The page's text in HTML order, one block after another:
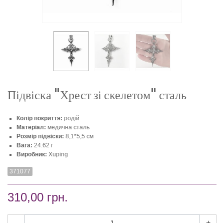
Підвіска "Хрест зі скелетом" сталь
Колір покриття: родій
Матеріал: медична сталь
Розмір підвіски: 8,1*5,5 см
Вага: 24.62 г
Виробник: Xuping
371077
310,00 грн.